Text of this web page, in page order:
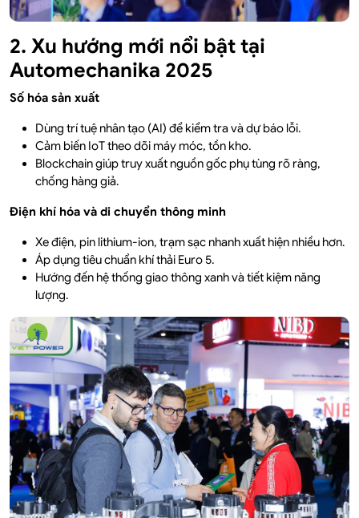
2. Xu hướng mới nổi bật tại
Automechanika 2025
Số hóa sản xuất
Dùng trí tuệ nhân tạo (AI) để kiểm tra và dự báo lỗi.
Cảm biến IoT theo dõi máy móc, tồn kho.
Blockchain giúp truy xuất nguồn gốc phụ tùng rõ ràng,
chống hàng giả.
Điện khí hóa và di chuyển thông minh
Xe điện, pin lithium-ion, trạm sạc nhanh xuất hiện nhiều hơn.
Áp dụng tiêu chuẩn khí thải Euro 5.
Hướng đến hệ thống giao thông xanh và tiết kiệm năng
lượng.